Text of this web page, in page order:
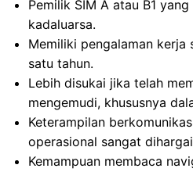
Pemilik SIM A atau B1
kadaluarsa.
Memiliki pengalaman kerja
satu tahun.
Lebih disukai jika telah
mengemudi, khususnya
Keterampilan
operasional sangat
Kemampuan membaca